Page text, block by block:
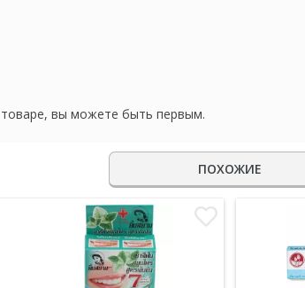
вы можете быть первым.
ПОХОЖИЕ